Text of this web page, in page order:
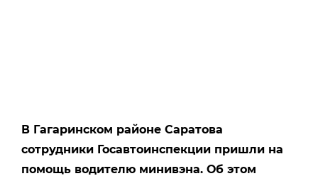
В Гагаринском районе Саратова
сотрудники Госавтоинспекции пришли на
помощь водителю минивэна. Об этом